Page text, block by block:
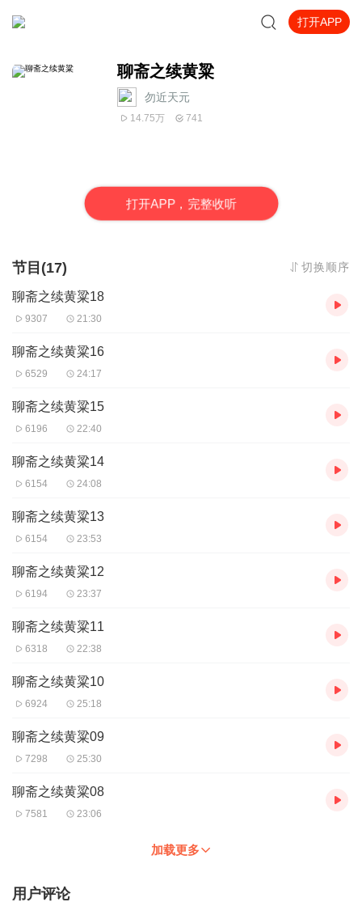
打开APP
聊斋之续黄粱
勿近天元
14.75万 741
打开APP，完整收听
节目(17) 切换顺序
聊斋之续黄粱18
9307 21:30
聊斋之续黄粱16
6529 24:17
聊斋之续黄粱15
6196 22:40
聊斋之续黄粱14
6154 24:08
聊斋之续黄粱13
6154 23:53
聊斋之续黄粱12
6194 23:37
聊斋之续黄粱11
6318 22:38
聊斋之续黄粱10
6924 25:18
聊斋之续黄粱09
7298 25:30
聊斋之续黄粱08
7581 23:06
加载更多
用户评论